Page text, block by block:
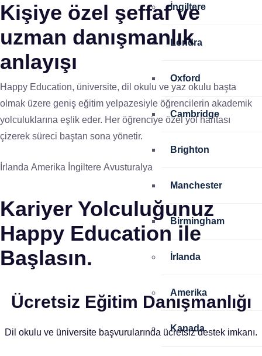
İngiltere
Londra
Oxford
Cambridge
Brighton
Manchester
Birmingham
İrlanda
Amerika
Kanada
Kişiye özel şeffaf ve
uzman danışmanlık
anlayışı
Happy Education, üniversite, dil okulu ve yaz okulu başta
olmak üzere geniş eğitim yelpazesiyle öğrencilerin akademik
yolculuklarına eşlik eder. Her öğrenciye özel yol haritası
çizerek süreci baştan sona yönetir.
İrlanda Amerika İngiltere Avusturalya
Kariyer Yolculuğunuz
Happy Education ile
Başlasın.
Ücretsiz Eğitim Danışmanlığı
Dil okulu ve üniversite başvurularında ücretsiz destek imkanı.